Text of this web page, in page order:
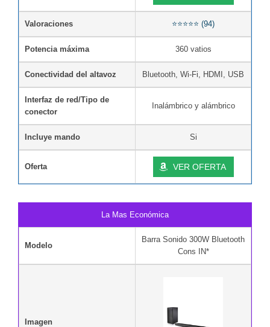
Valoraciones ⭐⭐⭐⭐⭐ (94)
Potencia máxima 360 vatios
Conectividad del altavoz Bluetooth, Wi-Fi, HDMI, USB
Interfaz de red/Tipo de
conector
Inalámbrico y alámbrico
Incluye mando Si
Oferta VER OFERTA
La Mas Económica
Modelo
Barra Sonido 300W Bluetooth
Cons IN*
Imagen